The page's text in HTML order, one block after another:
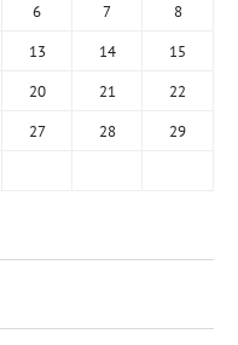
6 7 8
13 14 15
20 21 22
27 28 29